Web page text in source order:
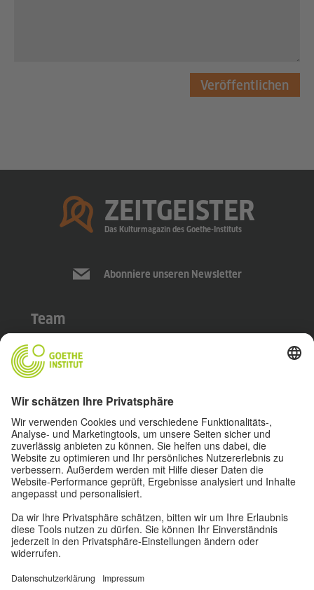
Veröffentlichen
Startseite
ZEITGEISTER
Das Kulturmagazin des Goethe-Instituts
Abonniere unseren Newsletter
Team
About
Impressum
Datenschutz
Nutzungsbedingungen
Privatsphäre-Einstellungen
Barrierefreiheit